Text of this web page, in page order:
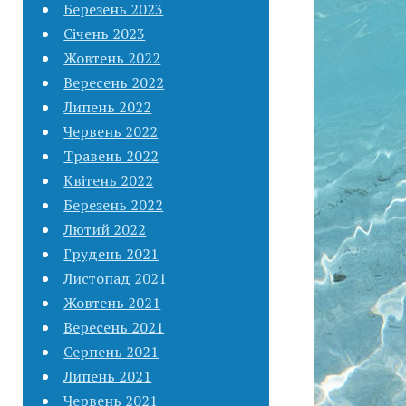
Березень 2023
Січень 2023
Жовтень 2022
Вересень 2022
Липень 2022
Червень 2022
Травень 2022
Квітень 2022
Березень 2022
Лютий 2022
Грудень 2021
Листопад 2021
Жовтень 2021
Вересень 2021
Серпень 2021
Липень 2021
Червень 2021